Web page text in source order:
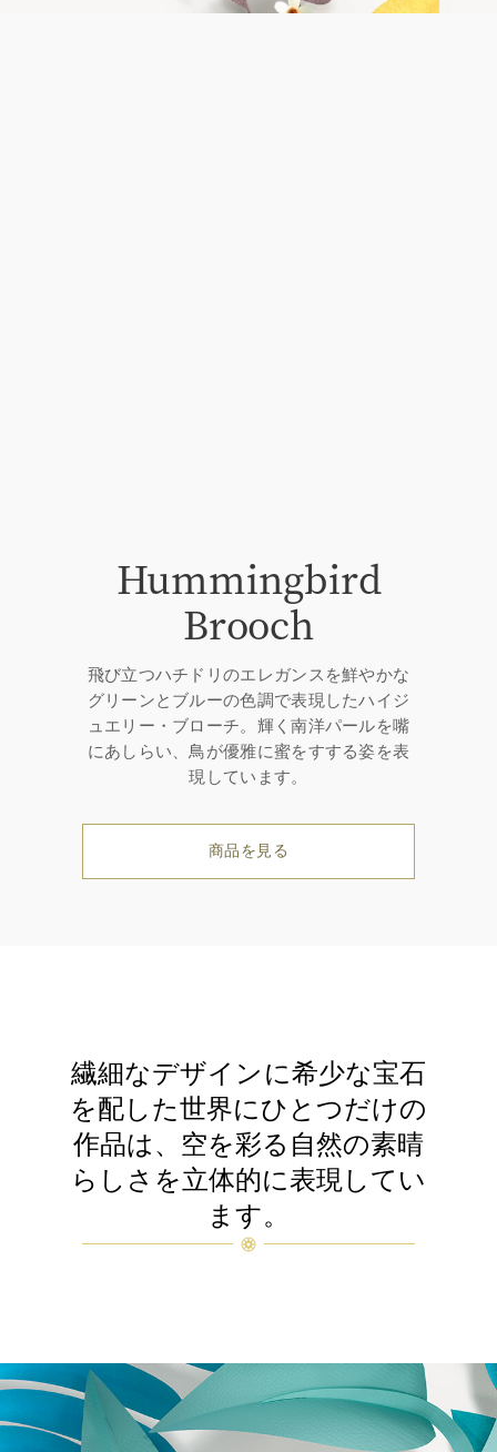
Hummingbird
Brooch
飛び立つハチドリのエレガンスを鮮やかな
グリーンとブルーの色調で表現したハイジ
ュエリー・ブローチ。輝く南洋パールを嘴
にあしらい、鳥が優雅に蜜をすする姿を表
現しています。
商品を見る
繊細なデザインに希少な宝石
を配した世界にひとつだけの
作品は、空を彩る自然の素晴
らしさを立体的に表現してい
ます。